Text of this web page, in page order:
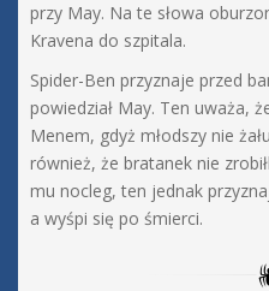
przy May. Na te słowa
Kravena do szpitala.
Spider-Ben przyznaje przed
powiedział May. Ten uważa,
Menem, gdyż młodszy nie
również, że bratanek nie
mu nocleg, ten jednak
a wyśpi się po śmierci.